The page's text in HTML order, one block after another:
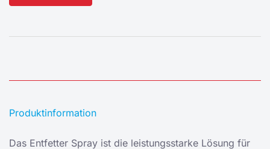
Produktinformation
Das Entfetter Spray ist die leistungsstarke Lösung für